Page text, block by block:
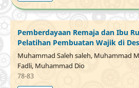
Pemberdayaan Remaja dan Ibu
Pelatihan Pembuatan Wajik di
Muhammad Saleh saleh, Muhammad
Fadli, Muhammad Dio
78-83